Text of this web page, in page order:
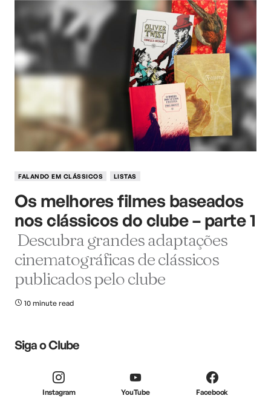
FALANDO EM CLÁSSICOS LISTAS
Os melhores filmes baseados
nos clássicos do clube – parte 1
Descubra grandes adaptações
cinematográficas de clássicos
publicados pelo clube
10 minute read
Siga o Clube
Instagram YouTube Facebook